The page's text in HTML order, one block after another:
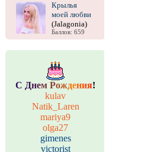
Крылья
моей любви
(Jalagonia)
Баллов: 659
С Днем Рождения!
kulav
Natik_Laren
mariya9
olga27
gimenes
victorist